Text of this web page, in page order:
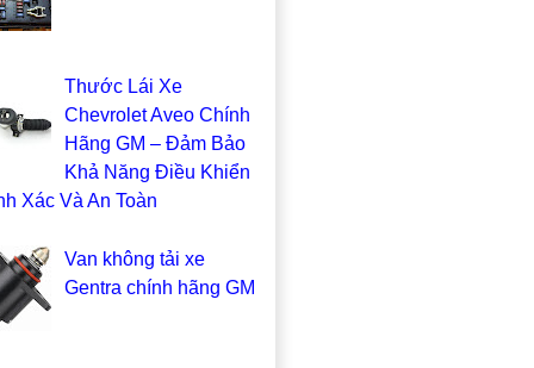
Thước Lái Xe
Chevrolet Aveo Chính
Hãng GM – Đảm Bảo
Khả Năng Điều Khiển
Xác Và An Toàn
Van không tải xe
Gentra chính hãng GM